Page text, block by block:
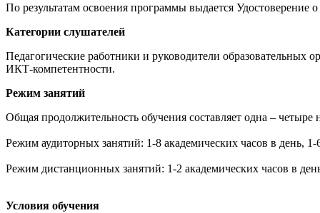
По результатам освоения программы выдается
Категории слушателей
Педагогические работники и руководители
ИКТ-компетентности.
Режим занятий
Общая продолжительность обучения составляет одна – четыре
Режим аудиторных занятий: 1-8 академических часов в день,
Режим дистанционных занятий: 1-2 академических часов в
Условия обучения